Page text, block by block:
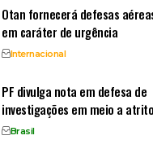
Otan fornecerá defesas
em caráter de urgência
Internacional
PF divulga nota em defesa de
investigações em meio a
Brasil